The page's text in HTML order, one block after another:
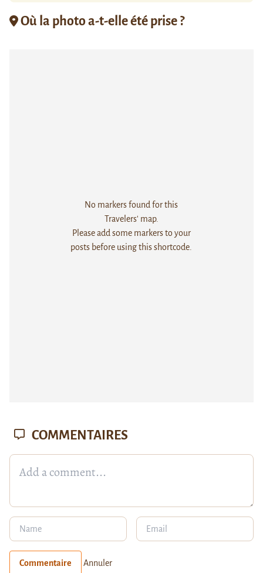
Où la photo a-t-elle été prise ?
No markers found for this
Travelers' map.
Please add some markers to your
posts before using this shortcode.
COMMENTAIRES
Commentaire Annuler